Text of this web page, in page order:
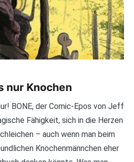
nur Knochen
BONE, der Comic-Epos von Jeff
Fähigkeit, sich in die Herzen
– auch wenn man beim
Knochenmännchen eher